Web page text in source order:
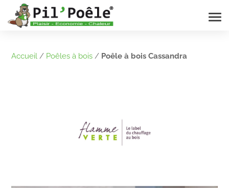
Accueil / Poêles à bois / Poêle à bois Cassandra